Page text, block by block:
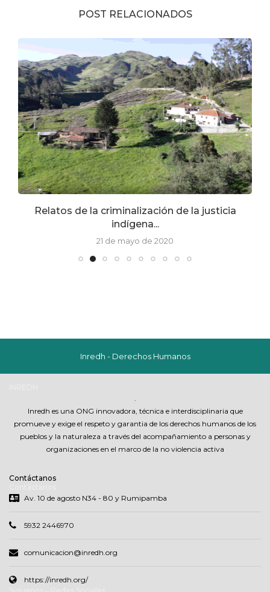
POST RELACIONADOS
Relatos de la criminalización de la justicia
indígena...
21 de mayo de 2020
Inredh - Derechos Humanos
Inredh es una ONG innovadora, técnica e interdisciplinaria que
promueve y exige el respeto y garantia de los derechos humanos de los
pueblos y la naturaleza a través del acompañamiento a personas y
organizaciones en el marco de la no violencia activa
Contáctanos
Av. 10 de agosto N34 - 80 y Rumipamba
5932 2446970
comunicacion@inredh.org
https://inredh.org/